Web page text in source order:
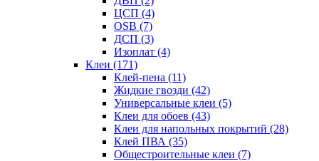
ЦСП (4)
OSB (7)
ДСП (3)
Изоплат (4)
Клеи (171)
Клей-пена (11)
Жидкие гвозди (42)
Универсальные клеи (5)
Клеи для обоев (43)
Клеи для напольных покрытий (28)
Клей ПВА (35)
Общестроительные клеи (7)